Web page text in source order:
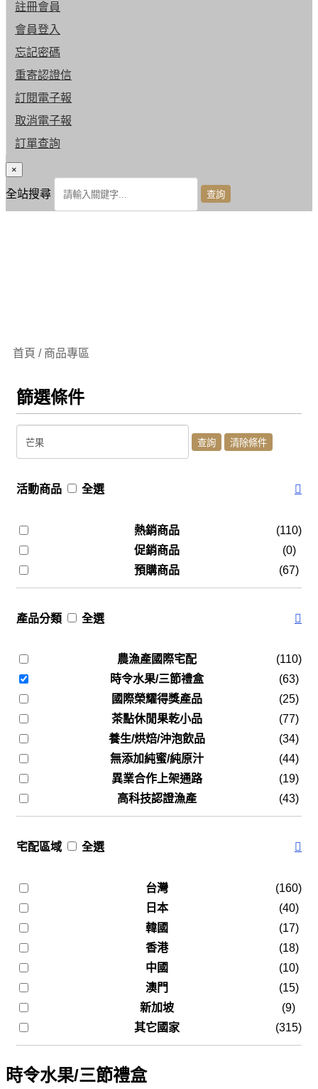
註冊會員
會員登入
忘記密碼
重寄認證信
訂閱電子報
取消電子報
訂單查詢
×
全站搜尋
首頁 / 商品專區
篩選條件
活動商品 全選
熱銷商品
(110)
促銷商品
(0)
預購商品
(67)
產品分類 全選
農漁產國際宅配
(110)
時令水果/三節禮盒
(63)
國際榮耀得獎產品
(25)
茶點休閒果乾小品
(77)
養生/烘焙/沖泡飲品
(34)
無添加純蜜/純原汁
(44)
異業合作上架通路
(19)
高科技認證漁產
(43)
宅配區域 全選
台灣
(160)
日本
(40)
韓國
(17)
香港
(18)
中國
(10)
澳門
(15)
新加坡
(9)
其它國家
(315)
時令水果/三節禮盒